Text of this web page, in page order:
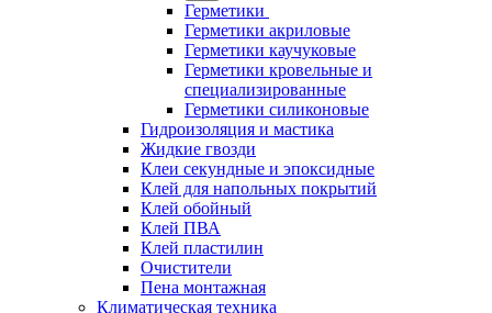
Герметики
Герметики акриловые
Герметики каучуковые
Герметики кровельные и
специализированные
Герметики силиконовые
Гидроизоляция и мастика
Жидкие гвозди
Клеи секундные и эпоксидные
Клей для напольных покрытий
Клей обойный
Клей ПВА
Клей пластилин
Очистители
Пена монтажная
Климатическая техника